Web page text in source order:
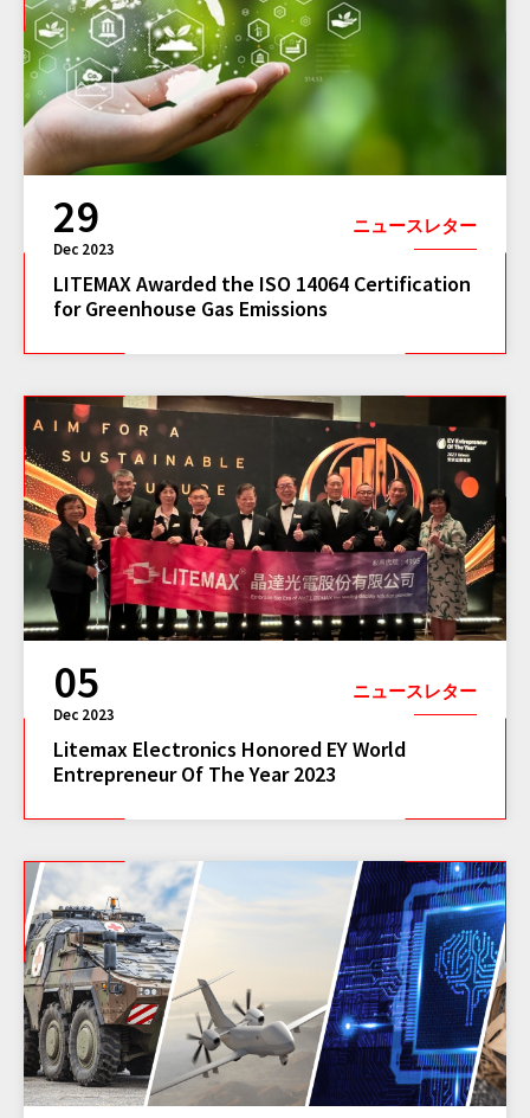
29
Dec 2023
ニュースレター
LITEMAX Awarded the ISO 14064 Certification
for Greenhouse Gas Emissions
05
Dec 2023
ニュースレター
Litemax Electronics Honored EY World
Entrepreneur Of The Year 2023